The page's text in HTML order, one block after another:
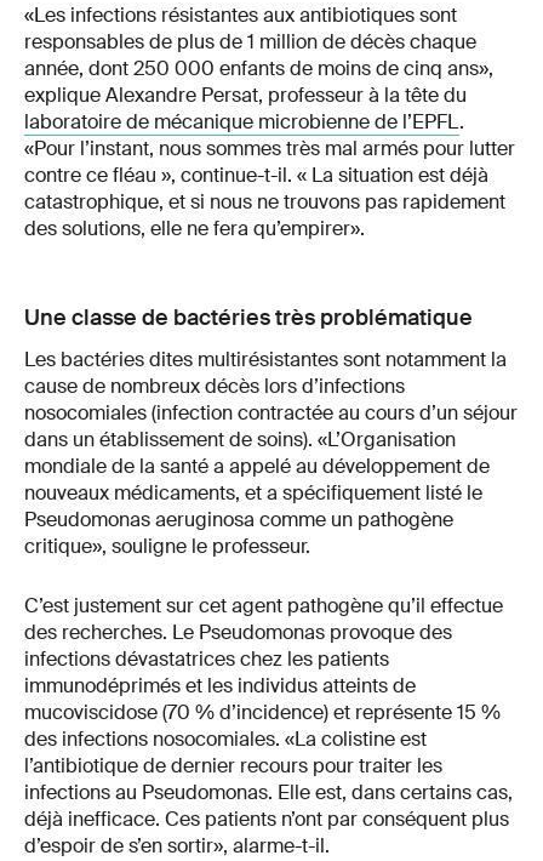
«Les infections résistantes aux antibiotiques sont
responsables de plus de 1 million de décès chaque
année, dont 250 000 enfants de moins de cinq ans»,
explique Alexandre Persat, professeur à la tête du
laboratoire de mécanique microbienne de l’EPFL.
«Pour l’instant, nous sommes très mal armés pour lutter
contre ce fléau », continue-t-il. « La situation est déjà
catastrophique, et si nous ne trouvons pas rapidement
des solutions, elle ne fera qu’empirer».
Une classe de bactéries très problématique
Les bactéries dites multirésistantes sont notamment la
cause de nombreux décès lors d’infections
nosocomiales (infection contractée au cours d’un séjour
dans un établissement de soins). «L’Organisation
mondiale de la santé a appelé au développement de
nouveaux médicaments, et a spécifiquement listé le
Pseudomonas aeruginosa comme un pathogène
critique», souligne le professeur.
C’est justement sur cet agent pathogène qu’il effectue
des recherches. Le Pseudomonas provoque des
infections dévastatrices chez les patients
immunodéprimés et les individus atteints de
mucoviscidose (70 % d’incidence) et représente 15 %
des infections nosocomiales. «La colistine est
l’antibiotique de dernier recours pour traiter les
infections au Pseudomonas. Elle est, dans certains cas,
déjà inefficace. Ces patients n’ont par conséquent plus
d’espoir de s’en sortir», alarme-t-il.